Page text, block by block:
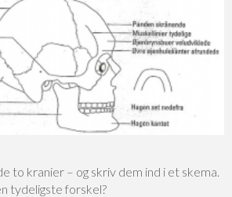
to kranier – og skriv dem ind i et skema.
tydeligste forskel?